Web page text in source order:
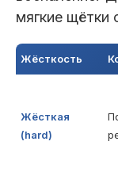
мягкие щётки
Жёсткость
Жёсткая
(hard)